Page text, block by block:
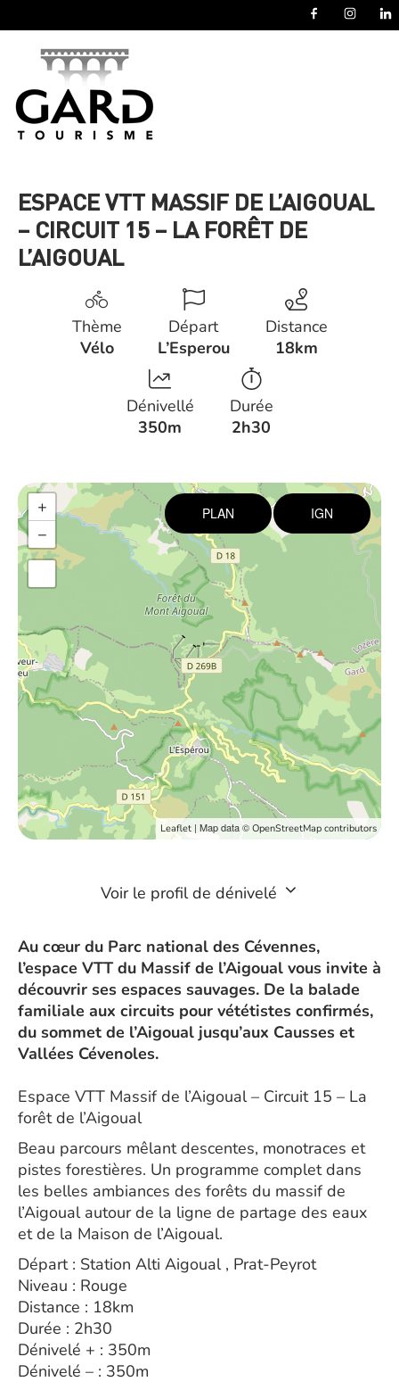
ESPACE VTT MASSIF DE L’AIGOUAL
– CIRCUIT 15 – LA FORÊT DE
L’AIGOUAL
Thème
Vélo
Départ
L’Esperou
Distance
18km
Dénivellé
350m
Durée
2h30
+
−
PLAN IGN
Leaflet | Map data © OpenStreetMap contributors
Voir le profil de dénivelé
Au cœur du Parc national des Cévennes,
l’espace VTT du Massif de l’Aigoual vous invite à
découvrir ses espaces sauvages. De la balade
familiale aux circuits pour vététistes confirmés,
du sommet de l’Aigoual jusqu’aux Causses et
Vallées Cévenoles.
Espace VTT Massif de l’Aigoual – Circuit 15 – La
forêt de l’Aigoual
Beau parcours mêlant descentes, monotraces et
pistes forestières. Un programme complet dans
les belles ambiances des forêts du massif de
l’Aigoual autour de la ligne de partage des eaux
et de la Maison de l’Aigoual.
Départ : Station Alti Aigoual , Prat-Peyrot
Niveau : Rouge
Distance : 18km
Durée : 2h30
Dénivelé + : 350m
Dénivelé – : 350m